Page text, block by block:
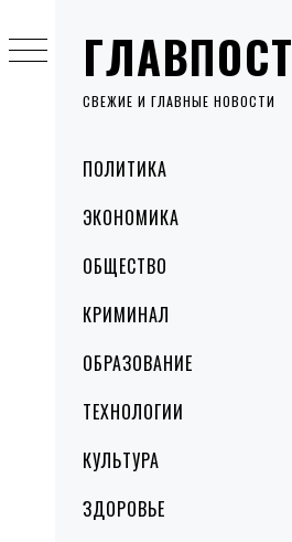
ГЛАВПОСТ
СВЕЖИЕ И ГЛАВНЫЕ НОВОСТИ
MenuПОЛИТИКА
ЭКОНОМИКА
ОБЩЕСТВО
КРИМИНАЛ
ОБРАЗОВАНИЕ
ТЕХНОЛОГИИ
КУЛЬТУРА
ЗДОРОВЬЕ
to
content